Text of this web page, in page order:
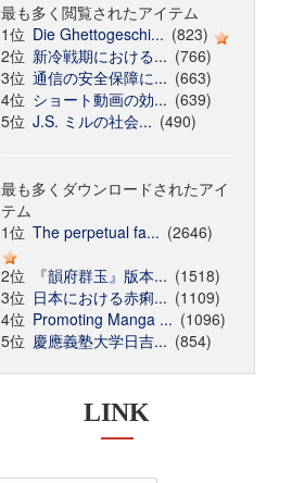
最も多く閲覧されたアイテム
1位 Die Ghettogeschi... (823)
2位 新冷戦期における... (766)
3位 通信の安全保障に... (663)
4位 ショート動画の効... (639)
5位 J.S. ミルの社会... (490)
最も多くダウンロードされたアイ
テム
1位 The perpetual fa... (2646)
2位
『韻府群玉』版本... (1518)
3位 日本における赤痢... (1109)
4位 Promoting Manga ... (1096)
5位 慶應義塾大学日吉... (854)
LINK